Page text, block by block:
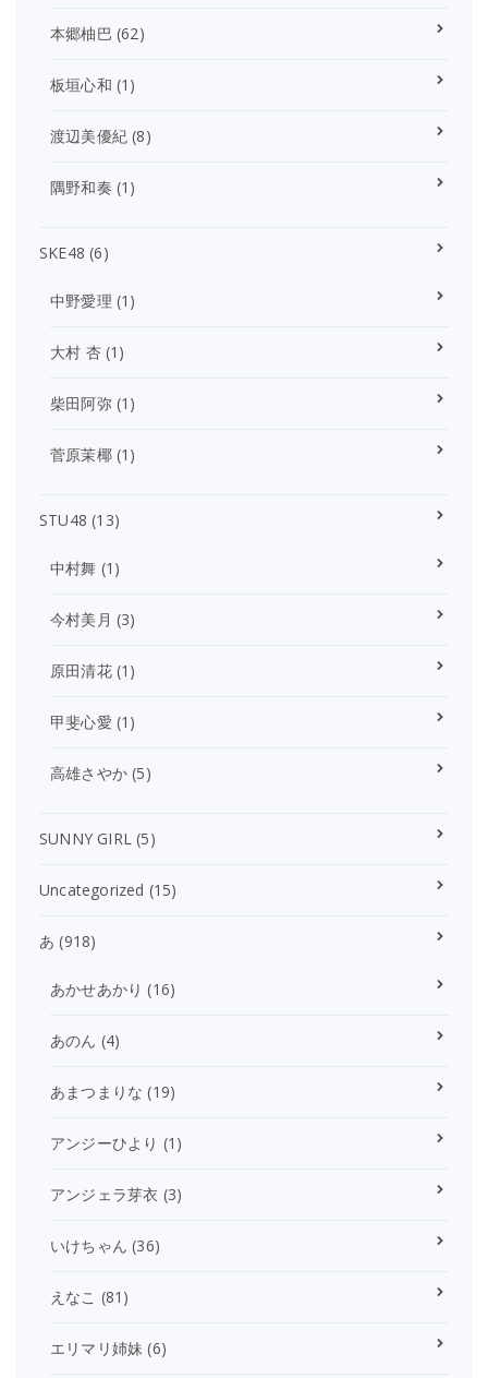
本郷柚巴 (62)
板垣心和 (1)
渡辺美優紀 (8)
隅野和奏 (1)
SKE48 (6)
中野愛理 (1)
大村 杏(1)
柴田阿弥(1)
菅原茉椰(1)
STU48 (13)
中村舞 (1)
今村美月 (3)
原田清花(1)
甲斐心愛 (1)
高雄さやか (5)
SUNNY GIRL (5)
Uncategorized (15)
あ (918)
あかせあかり (16)
あのん (4)
あまつまりな (19)
アンジーひより (1)
アンジェラ芽衣 (3)
いけちゃん (36)
えなこ (81)
エリマリ姉妹 (6)